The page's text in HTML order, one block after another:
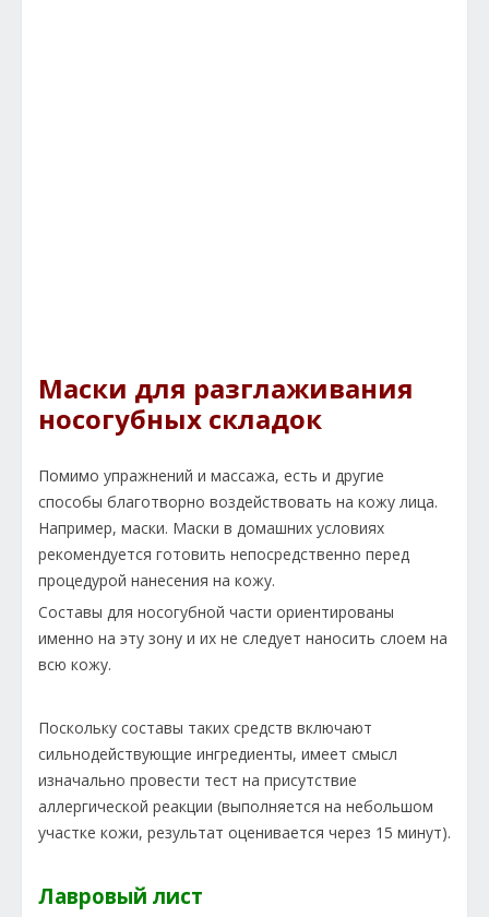
Маски для разглаживания
носогубных складок
Помимо упражнений и массажа, есть и другие
способы благотворно воздействовать на кожу лица.
Например, маски. Маски в домашних условиях
рекомендуется готовить непосредственно перед
процедурой нанесения на кожу.
Составы для носогубной части ориентированы
именно на эту зону и их не следует наносить слоем на
всю кожу.
Поскольку составы таких средств включают
сильнодействующие ингредиенты, имеет смысл
изначально провести тест на присутствие
аллергической реакции (выполняется на небольшом
участке кожи, результат оценивается через 15 минут).
Лавровый лист